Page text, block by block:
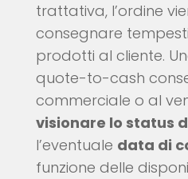
trattativa, l’ordine
consegnare
prodotti al cliente.
quote-to-cash
commerciale o al
visionare lo status
l’eventuale data di
funzione delle